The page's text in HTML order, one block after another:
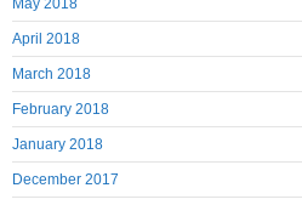
May 2018
April 2018
March 2018
February 2018
January 2018
December 2017